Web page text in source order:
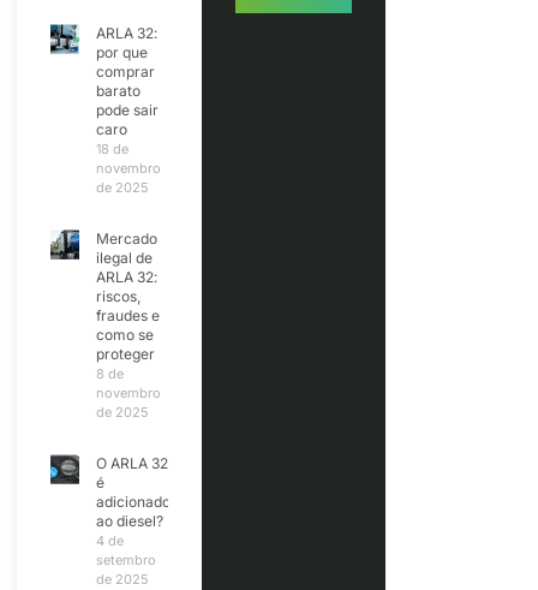
ARLA 32:
por que
comprar
barato
pode sair
caro
18 de
novembro
de 2025
Mercado
ilegal de
ARLA 32:
riscos,
fraudes e
como se
proteger
8 de
novembro
de 2025
O ARLA 32
é
adicionado
ao diesel?
4 de
setembro
de 2025